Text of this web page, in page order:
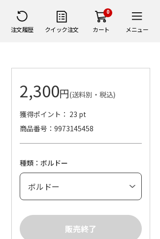
注文履歴 クイック注文
0
カート メニュー
2,300円(送料別・税込)
獲得ポイント： 23 pt
商品番号
9973145458
種類：ボルドー